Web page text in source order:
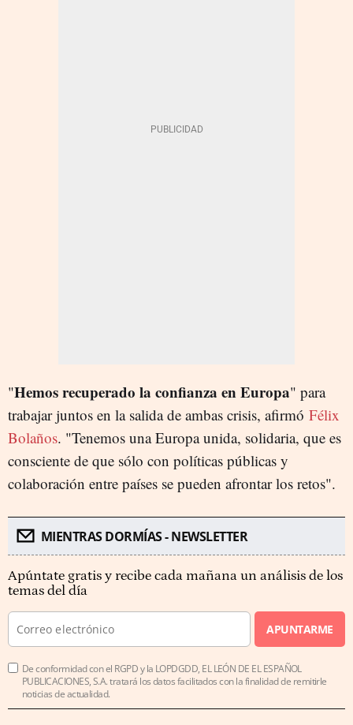
"Hemos recuperado la confianza en Europa" para
trabajar juntos en la salida de ambas crisis, afirmó Félix
Bolaños. "Tenemos una Europa unida, solidaria, que es
consciente de que sólo con políticas públicas y
colaboración entre países se pueden afrontar los retos".
MIENTRAS DORMÍAS - NEWSLETTER
Apúntate gratis y recibe cada mañana un análisis de los
temas del día
APUNTARME
De conformidad con el RGPD y la LOPDGDD, EL LEÓN DE EL ESPAÑOL
PUBLICACIONES, S.A. tratará los datos facilitados con la finalidad de remitirle
noticias de actualidad.